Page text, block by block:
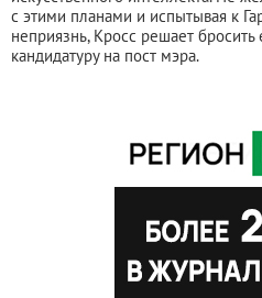
с этими планами и испытывая к
неприязнь, Кросс решает
кандидатуру на пост мэра.